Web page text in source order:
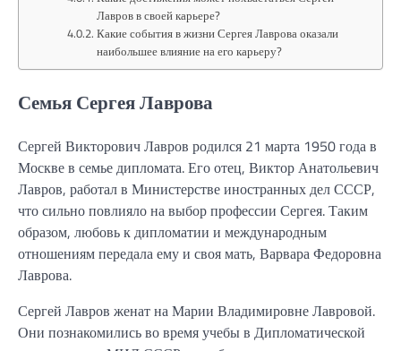
Лавров в своей карьере?
Какие события в жизни Сергея Лаврова оказали
наибольшее влияние на его карьеру?
Семья Сергея Лаврова
Сергей Викторович Лавров родился 21 марта 1950 года в
Москве в семье дипломата. Его отец, Виктор Анатольевич
Лавров, работал в Министерстве иностранных дел СССР,
что сильно повлияло на выбор профессии Сергея. Таким
образом, любовь к дипломатии и международным
отношениям передала ему и своя мать, Варвара Федоровна
Лаврова.
Сергей Лавров женат на Марии Владимировне Лавровой.
Они познакомились во время учебы в Дипломатической